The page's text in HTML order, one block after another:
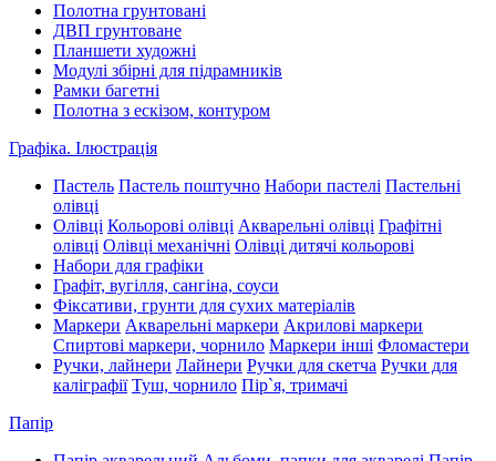
Полотна грунтовані
ДВП грунтоване
Планшети художні
Модулі збірні для підрамників
Рамки багетні
Полотна з ескізом, контуром
Графіка. Ілюстрація
Пастель Пастель поштучно Набори пастелі Пастельні
олівці
Олівці Кольорові олівці Акварельні олівці Графітні
олівці Олівці механічні Олівці дитячі кольорові
Набори для графіки
Графіт, вугілля, сангіна, соуси
Фіксативи, грунти для сухих матеріалів
Маркери Акварельні маркери Акрилові маркери
Спиртові маркери, чорнило Маркери інші Фломастери
Ручки, лайнери Лайнери Ручки для скетча Ручки для
каліграфії Туш, чорнило Пір`я, тримачі
Папір